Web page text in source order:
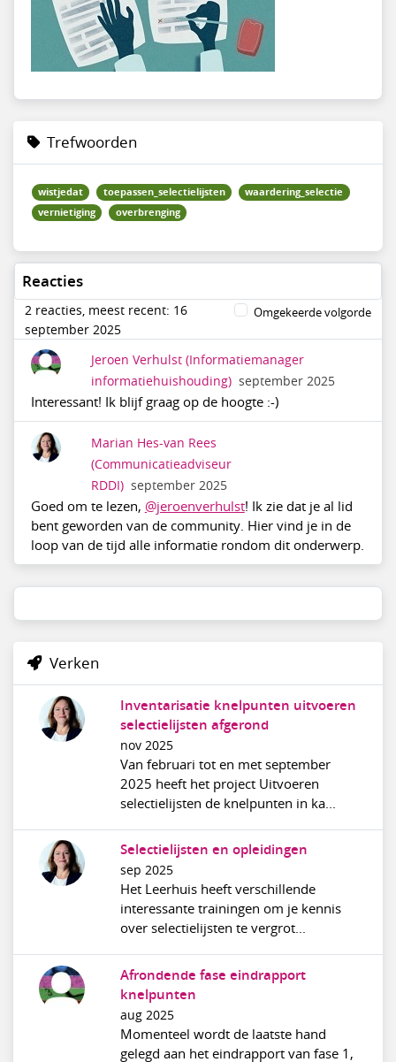
Trefwoorden
wistjedat toepassen_selectielijsten
waardering_selectie
vernietiging
overbrenging
Reacties
2 reacties, meest recent: 16
september 2025
Omgekeerde volgorde
Jeroen Verhulst (Informatiemanager
informatiehuishouding) september 2025
Interessant! Ik blijf graag op de hoogte :-)
Marian Hes-van Rees
(Communicatieadviseur
RDDI) september 2025
Goed om te lezen, @jeroenverhulst! Ik zie dat je al lid
bent geworden van de community. Hier vind je in de
loop van de tijd alle informatie rondom dit onderwerp.
Verken
Inventarisatie knelpunten uitvoeren
selectielijsten afgerond
nov 2025
Van februari tot en met september
2025 heeft het project Uitvoeren
selectielijsten de knelpunten in ka...
Selectielijsten en opleidingen
sep 2025
Het Leerhuis heeft verschillende
interessante trainingen om je kennis
over selectielijsten te vergrot...
Afrondende fase eindrapport
knelpunten
aug 2025
Momenteel wordt de laatste hand
gelegd aan het eindrapport van fase 1,